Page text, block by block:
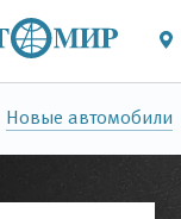
Новые автомобили